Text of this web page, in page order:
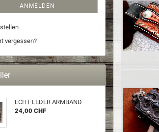
ANMELDEN
vergessen?
ECHT LEDER ARM­BAND
24,00 CHF